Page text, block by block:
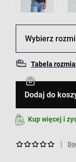
Wybierz
Tabela
Dodaj do
Kup więcej i